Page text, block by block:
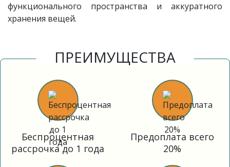
функционального пространства и аккуратного
хранения вещей.
ПРЕИМУЩЕСТВА
Беспроцентная
рассрочка до 1 года
Предоплата всего
20%